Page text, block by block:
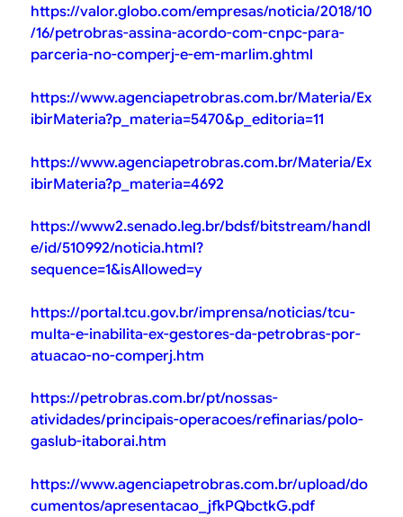
https://valor.globo.com/empresas/noticia/2018/10
/16/petrobras-assina-acordo-com-cnpc-para-
parceria-no-comperj-e-em-marlim.ghtml
https://www.agenciapetrobras.com.br/Materia/Ex
ibirMateria?p_materia=5470&p_editoria=11
https://www.agenciapetrobras.com.br/Materia/Ex
ibirMateria?p_materia=4692
https://www2.senado.leg.br/bdsf/bitstream/handl
e/id/510992/noticia.html?
sequence=1&isAllowed=y
https://portal.tcu.gov.br/imprensa/noticias/tcu-
multa-e-inabilita-ex-gestores-da-petrobras-por-
atuacao-no-comperj.htm
https://petrobras.com.br/pt/nossas-
atividades/principais-operacoes/refinarias/polo-
gaslub-itaborai.htm
https://www.agenciapetrobras.com.br/upload/do
cumentos/apresentacao_jfkPQbctkG.pdf